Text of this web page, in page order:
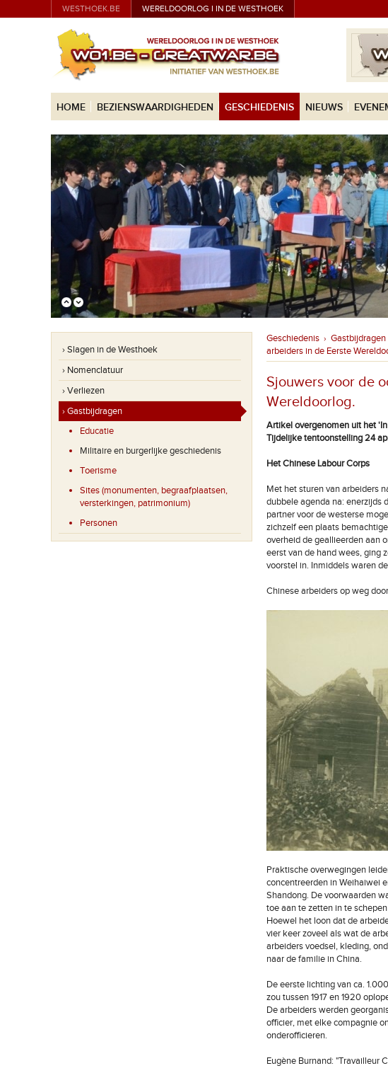
WESTHOEK.BE WERELDOORLOG I IN DE WESTHOEK
HOME BEZIENSWAARDIGHEDEN GESCHIEDENIS NIEUWS
› Slagen in de Westhoek
› Nomenclatuur
› Verliezen
› Gastbijdragen
Educatie
Militaire en burgerlijke geschiedenis
Toerisme
Sites (monumenten, begraafplaatsen,
versterkingen, patrimonium)
Personen
Geschiedenis › Gastbijdragen
arbeiders in de Eerste
Sjouwers voor de
Wereldoorlog.
Artikel overgenomen uit het
Tijdelijke tentoonstelling 24
Het Chinese Labour Corps
Met het sturen van arbeiders
dubbele agenda na: enerzijds
partner voor de westerse
zichzelf een plaats
overheid de geallieerden aan
eerst van de hand wees, ging
voorstel in. Inmiddels waren
Chinese arbeiders op weg
Praktische overwegingen
concentreerden in Weihaiwei
Shandong. De voorwaarden
toe aan te zetten in te
Hoewel het loon dat de
vier keer zoveel als wat de
arbeiders voedsel, kleding,
naar de familie in China.
De eerste lichting van ca.
zou tussen 1917 en 1920
De arbeiders werden
officier, met elke compagnie
onderofficieren.
Eugène Burnand: "Travailleur